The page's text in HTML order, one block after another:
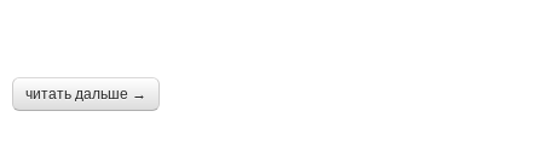
читать дальше →